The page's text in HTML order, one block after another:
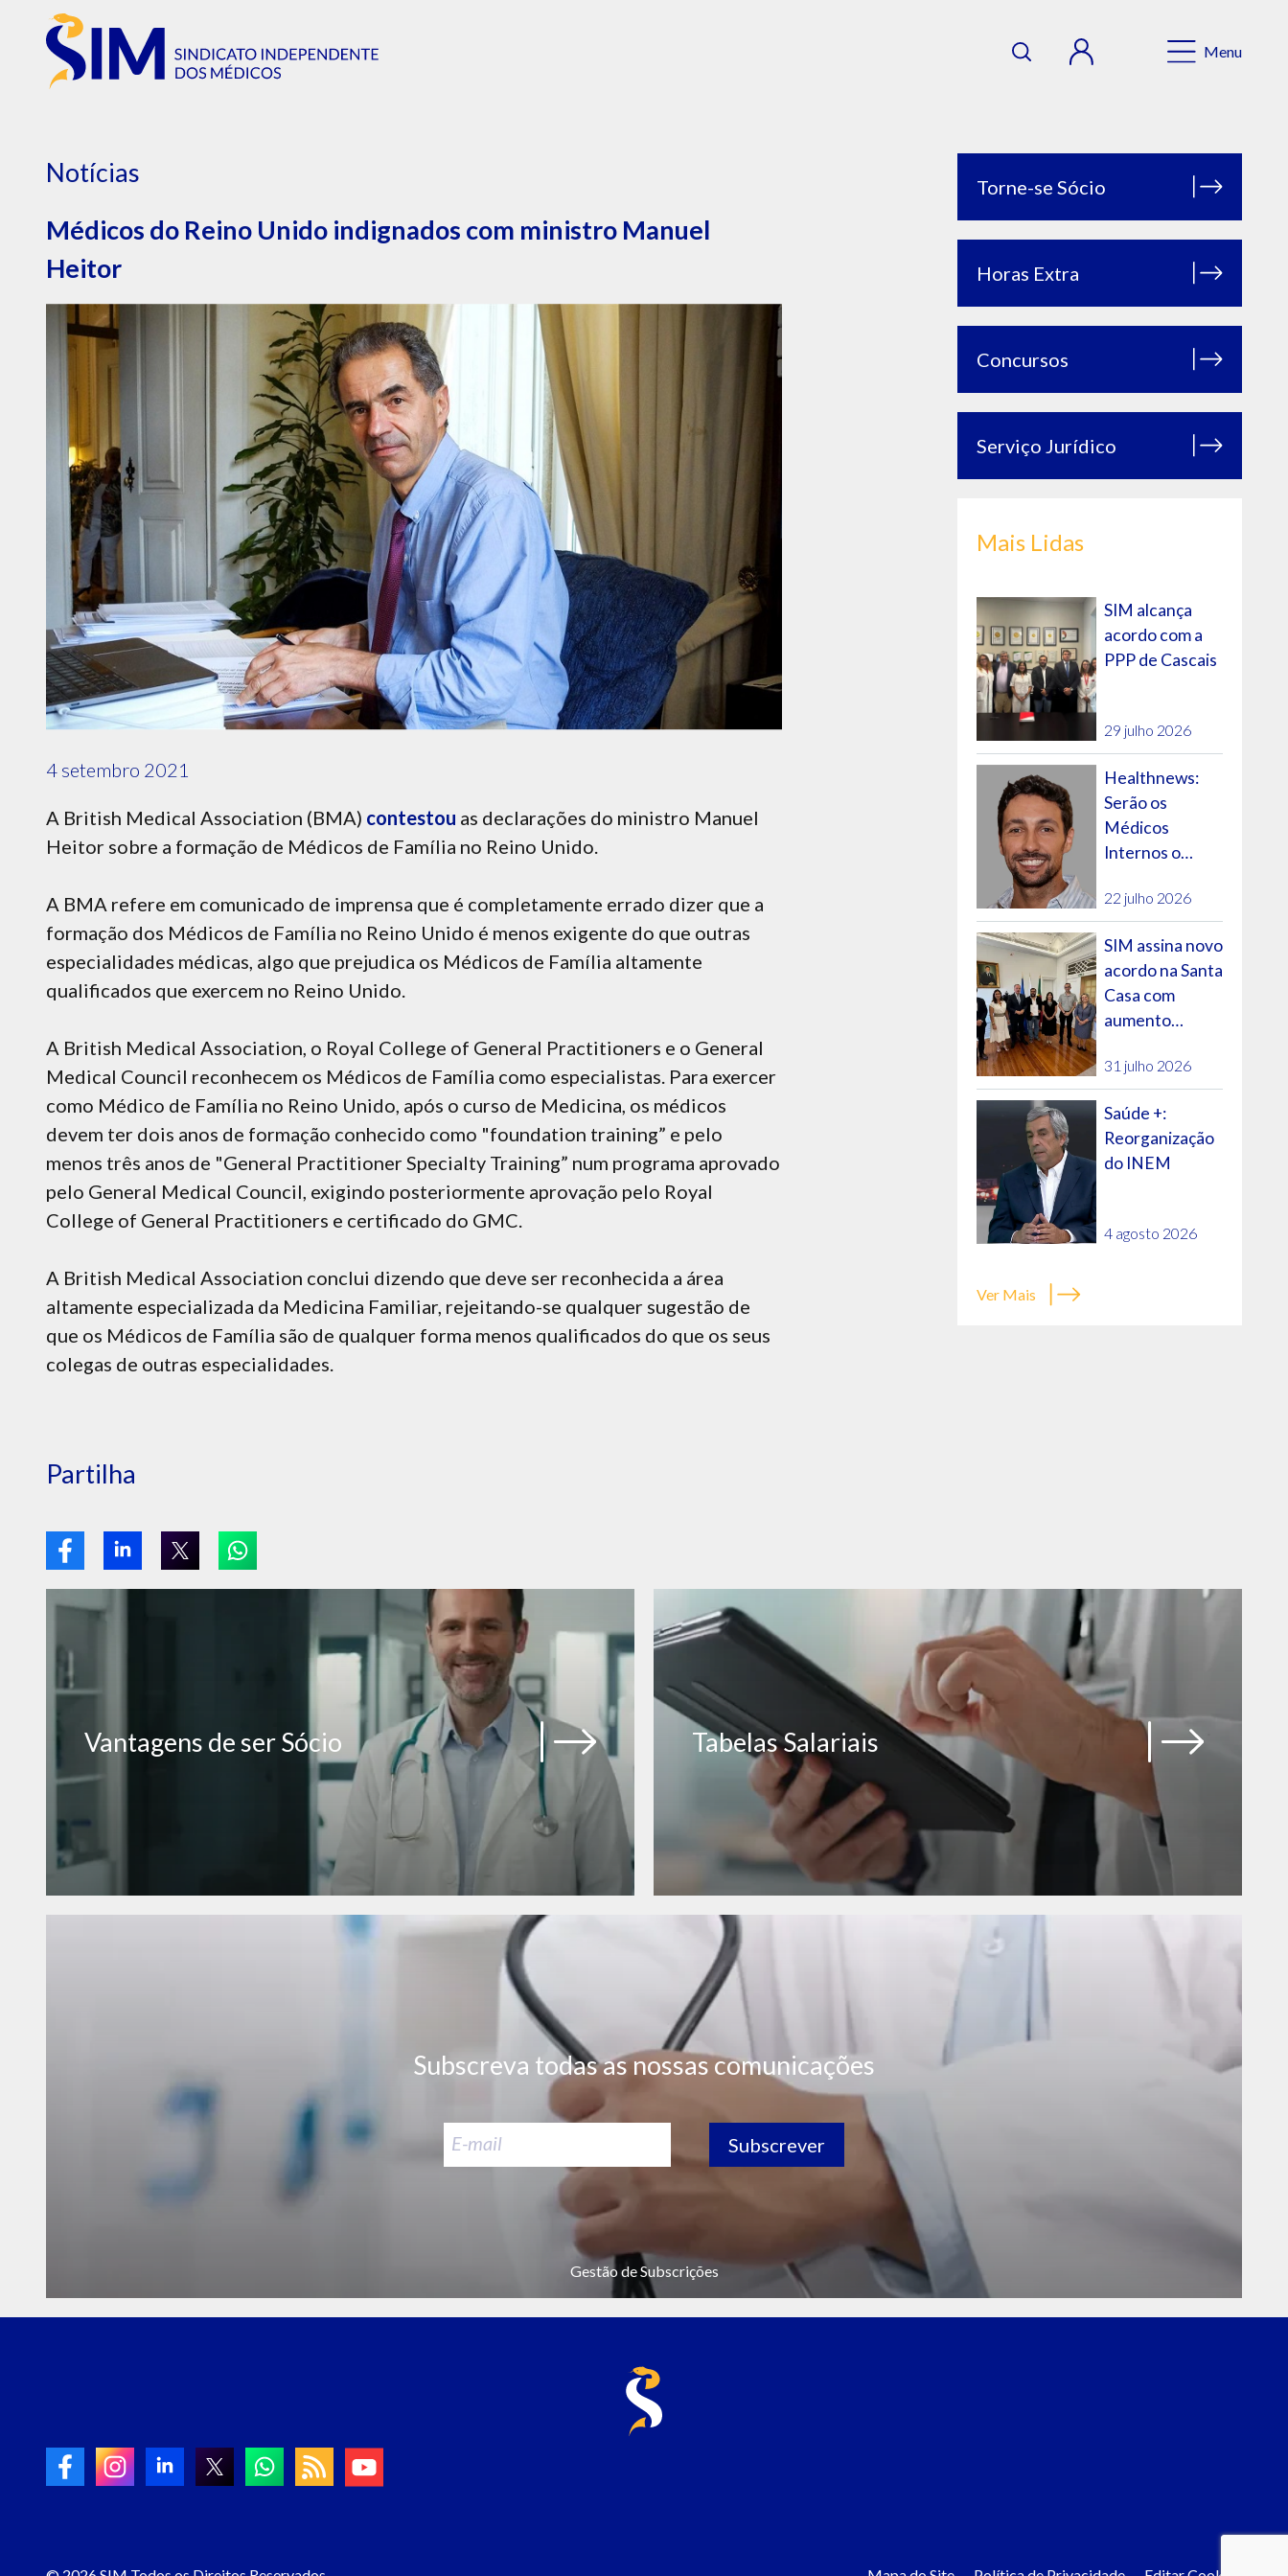
Menu
Notícias
Médicos do Reino Unido indignados com ministro Manuel
Heitor
4 setembro 2021
A British Medical Association (BMA) contestou as declarações do ministro Manuel
Heitor sobre a formação de Médicos de Família no Reino Unido.
A BMA refere em comunicado de imprensa que é completamente errado dizer que a
formação dos Médicos de Família no Reino Unido é menos exigente do que outras
especialidades médicas, algo que prejudica os Médicos de Família altamente
qualificados que exercem no Reino Unido.
A British Medical Association, o Royal College of General Practitioners e o General
Medical Council reconhecem os Médicos de Família como especialistas. Para exercer
como Médico de Família no Reino Unido, após o curso de Medicina, os médicos
devem ter dois anos de formação conhecido como "foundation training” e pelo
menos três anos de "General Practitioner Specialty Training” num programa aprovado
pelo General Medical Council, exigindo posteriormente aprovação pelo Royal
College of General Practitioners e certificado do GMC.
A British Medical Association conclui dizendo que deve ser reconhecida a área
altamente especializada da Medicina Familiar, rejeitando-se qualquer sugestão de
que os Médicos de Família são de qualquer forma menos qualificados do que os seus
colegas de outras especialidades.
Partilha
Torne-se Sócio
Horas Extra
Concursos
Serviço Jurídico
Mais Lidas
SIM alcança
acordo com a
PPP de Cascais
29 julho 2026
Healthnews:
Serão os
Médicos
Internos o
22 julho 2026
SIM assina novo
acordo na Santa
Casa com
aumento
evolução na
carreira
31 julho 2026
Saúde +:
Reorganização
do INEM
4 agosto 2026
Ver Mais
Vantagens de ser Sócio Tabelas Salariais
Subscreva todas as nossas comunicações
Subscrever
Gestão de Subscrições